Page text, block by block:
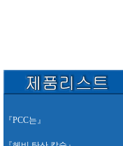
『PCC는』